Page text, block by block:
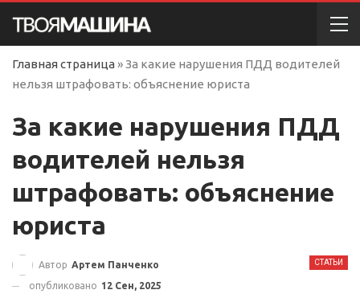
Главная страница »За какие нарушения ПДД водителей
нельзя штрафовать: объяснение юриста
За какие нарушения ПДД
водителей нельзя
штрафовать: объяснение
юриста
СТАТЬИ
Автор Артем Панченко
опубликовано 12 Сен, 2025